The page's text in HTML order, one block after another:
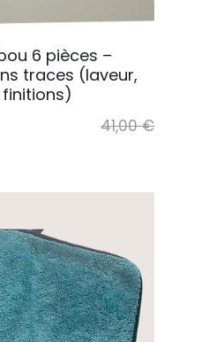
6 pièces –
traces (laveur,
41,00 €